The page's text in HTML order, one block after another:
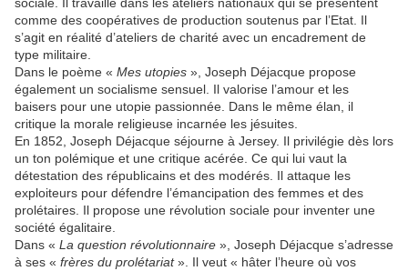
comme des coopératives de production soutenus par l’Etat. Il
s’agit en réalité d’ateliers de charité avec un encadrement de
type militaire.
Dans le poème « Mes utopies », Joseph Déjacque propose
également un socialisme sensuel. Il valorise l’amour et les
baisers pour une utopie passionnée. Dans le même élan, il
critique la morale religieuse incarnée les jésuites.
En 1852, Joseph Déjacque séjourne à Jersey. Il privilégie dès lors
un ton polémique et une critique acérée. Ce qui lui vaut la
détestation des républicains et des modérés. Il attaque les
exploiteurs pour défendre l’émancipation des femmes et des
prolétaires. Il propose une révolution sociale pour inventer une
société égalitaire.
Dans « La question révolutionnaire », Joseph Déjacque s’adresse
à ses « frères du prolétariat». Il veut « hâter l’heure où vos